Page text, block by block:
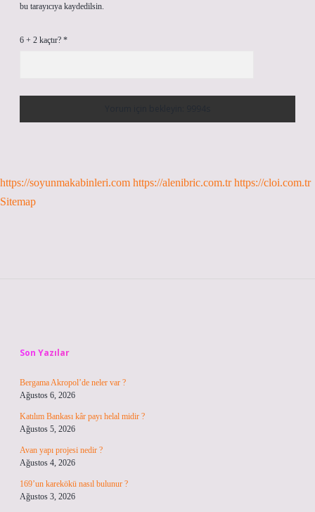
bu tarayıcıya kaydedilsin.
6 + 2 kaçtır? *
https://soyunmakabinleri.com https://alenibric.com.tr https://cloi.com.tr
Sitemap
Son Yazılar
Bergama Akropol’de neler var ?
Ağustos 6, 2026
Katılım Bankası kâr payı helal midir ?
Ağustos 5, 2026
Avan yapı projesi nedir ?
Ağustos 4, 2026
169’un karekökü nasıl bulunur ?
Ağustos 3, 2026